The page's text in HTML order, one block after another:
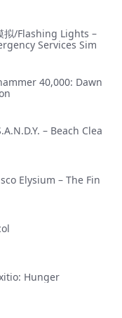
拟/Flashing Lights –
Services Sim
40,000: Dawn
– Beach Clea
Elysium – The Fin
Hunger